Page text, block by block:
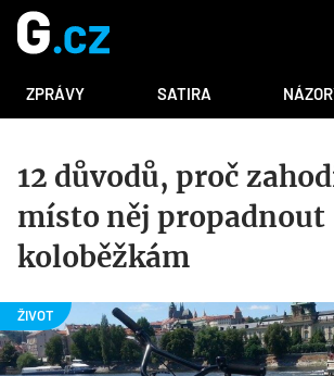
ZPRÁVY SATIRA
12 důvodů, proč
místo něj propadnout
koloběžkám